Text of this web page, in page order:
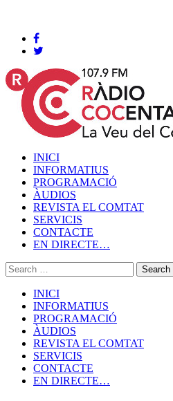
INICI
INFORMATIUS
PROGRAMACIÓ
ÀUDIOS
REVISTA EL COMTAT
SERVICIS
CONTACTE
EN DIRECTE…
INICI
INFORMATIUS
PROGRAMACIÓ
ÀUDIOS
REVISTA EL COMTAT
SERVICIS
CONTACTE
EN DIRECTE…